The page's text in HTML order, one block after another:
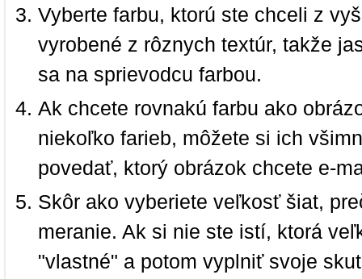
Vyberte farbu, ktorú ste chceli z
vyrobené z rôznych textúr, takže
sa na sprievodcu farbou.
Ak chcete rovnakú farbu ako
niekoľko farieb, môžete si ich
povedať, ktorý obrázok chcete e-
Skôr ako vyberiete veľkosť šiat,
meranie. Ak si nie ste istí, ktorá
"vlastné" a potom vyplniť svoje